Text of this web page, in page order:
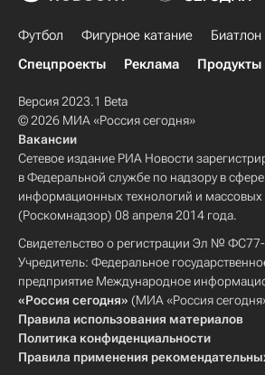
Футбол Фигурное катание Биатлон
Спецпроекты
Реклама Продукты
Версия 2023.1 Beta
© 2026 МИА «Россия сегодня»
Вакансии
Сетевое издание РИА Новости
в Федеральной службе по надзору в сфере
информационных технологий и
(Роскомнадзор) 08 апреля 2014 года.
Свидетельство о регистрации Эл №
Учредитель: Федеральное
предприятие Международное
«Россия сегодня» (МИА «Россия
Правила использования материалов
Политика конфиденциальности
Правила применения